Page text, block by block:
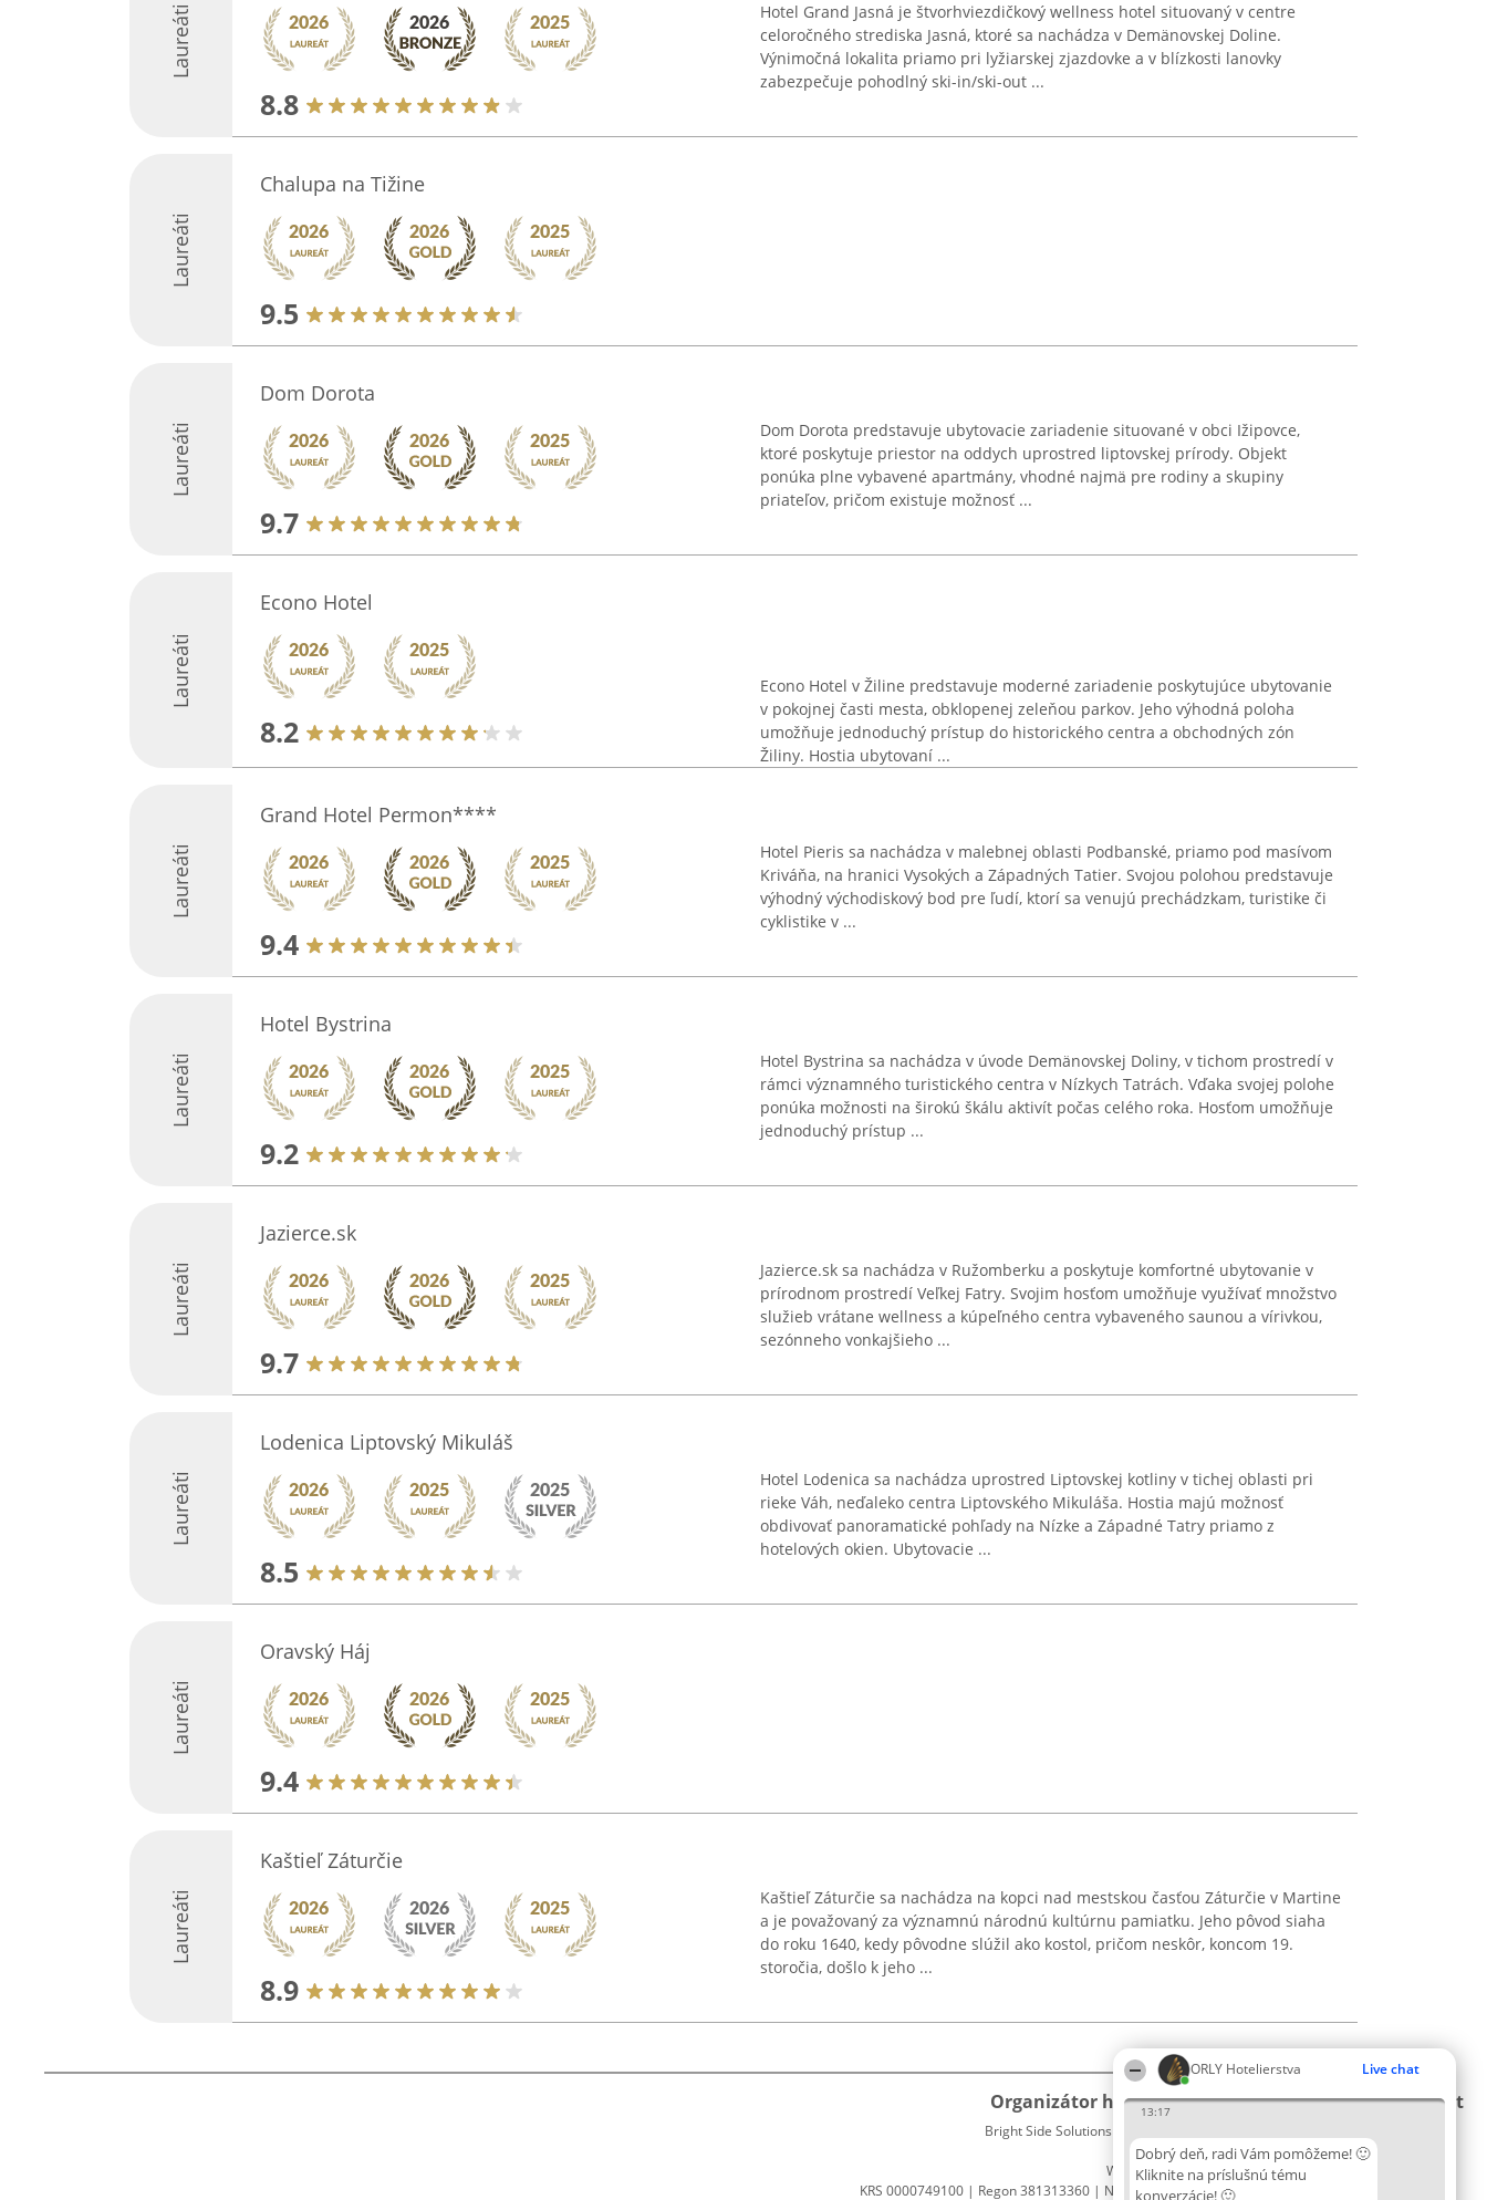
ORLY Hotelierstva Live chat
13:17
Dobrý deň, radi Vám pomôžeme! 🙂
Kliknite na príslušnú tému
konverzácie! 🙂
Laureáti
8.8
Hotel Grand Jasná je štvorhviezdičkový wellness hotel situovaný v centre
celoročného strediska Jasná, ktoré sa nachádza v Demänovskej Doline.
Výnimočná lokalita priamo pri lyžiarskej zjazdovke a v blízkosti lanovky
zabezpečuje pohodlný ski-in/ski-out ...
Laureáti
Chalupa na Tižine
9.5
Laureáti
Dom Dorota
9.7
Dom Dorota predstavuje ubytovacie zariadenie situované v obci Ižipovce,
ktoré poskytuje priestor na oddych uprostred liptovskej prírody. Objekt
ponúka plne vybavené apartmány, vhodné najmä pre rodiny a skupiny
priateľov, pričom existuje možnosť ...
Laureáti
Econo Hotel
8.2
Econo Hotel v Žiline predstavuje moderné zariadenie poskytujúce ubytovanie
v pokojnej časti mesta, obklopenej zeleňou parkov. Jeho výhodná poloha
umožňuje jednoduchý prístup do historického centra a obchodných zón
Žiliny. Hostia ubytovaní ...
Laureáti
Grand Hotel Permon****
9.4
Hotel Pieris sa nachádza v malebnej oblasti Podbanské, priamo pod masívom
Kriváňa, na hranici Vysokých a Západných Tatier. Svojou polohou predstavuje
výhodný východiskový bod pre ľudí, ktorí sa venujú prechádzkam, turistike či
cyklistike v ...
Laureáti
Hotel Bystrina
9.2
Hotel Bystrina sa nachádza v úvode Demänovskej Doliny, v tichom prostredí v
rámci významného turistického centra v Nízkych Tatrách. Vďaka svojej polohe
ponúka možnosti na širokú škálu aktivít počas celého roka. Hosťom umožňuje
jednoduchý prístup ...
Laureáti
Jazierce.sk
9.7
Jazierce.sk sa nachádza v Ružomberku a poskytuje komfortné ubytovanie v
prírodnom prostredí Veľkej Fatry. Svojim hosťom umožňuje využívať množstvo
služieb vrátane wellness a kúpeľného centra vybaveného saunou a vírivkou,
sezónneho vonkajšieho ...
Laureáti
Lodenica Liptovský Mikuláš
8.5
Hotel Lodenica sa nachádza uprostred Liptovskej kotliny v tichej oblasti pri
rieke Váh, neďaleko centra Liptovského Mikuláša. Hostia majú možnosť
obdivovať panoramatické pohľady na Nízke a Západné Tatry priamo z
hotelových okien. Ubytovacie ...
Laureáti
Oravský Háj
9.4
Laureáti
Kaštieľ Záturčie
8.9
Kaštieľ Záturčie sa nachádza na kopci nad mestskou časťou Záturčie v Martine
a je považovaný za významnú národnú kultúrnu pamiatku. Jeho pôvod siaha
do roku 1640, kedy pôvodne slúžil ako kostol, pričom neskôr, koncom 19.
storočia, došlo k jeho ...
Organizátor hodnotenia
Bright Side Solutions sp. z o. o. sp. k.
ul. Ruska 22
Wrocław 50-079
KRS 0000749100 | Regon 381313360 | NIP 8943132676
Hodnotenie
Lista
wszystkich
Kontakt